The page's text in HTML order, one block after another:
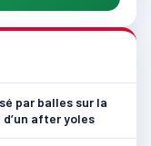
par balles sur la
d’un after yoles